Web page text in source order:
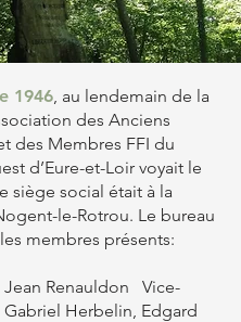
1946, au lendemain de la
des Anciens
des Membres FFI du
d’Eure-et-Loir voyait le
siège social était à la
le-Rotrou. Le bureau
membres présents:
Jean Renauldon Vice-
Gabriel Herbelin, Edgard